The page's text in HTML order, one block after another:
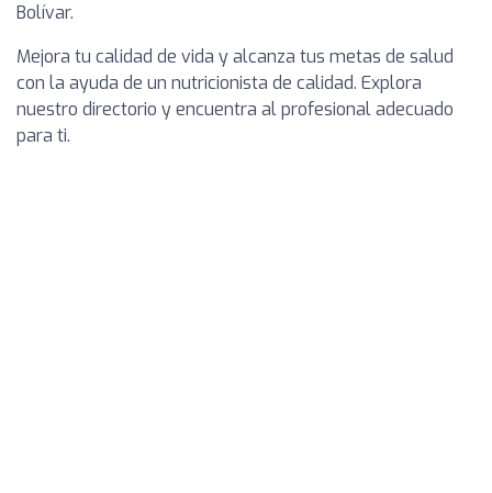
Bolívar.
Mejora tu calidad de vida y alcanza tus metas de salud
con la ayuda de un nutricionista de calidad. Explora
nuestro directorio y encuentra al profesional adecuado
para ti.